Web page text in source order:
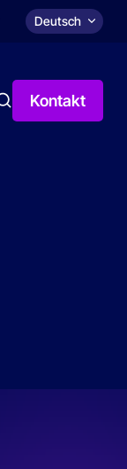
Deutsch
Kontakt